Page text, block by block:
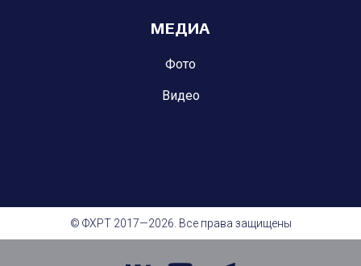
МЕДИА
Фото
Видео
© ФХРТ 2017—2026. Все права защищены